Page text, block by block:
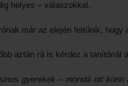
helyes – válaszokkal.
már az elején feltűnik, hogy
aztán rá is kérdez a tanítónál
gyerekek – mondá ott